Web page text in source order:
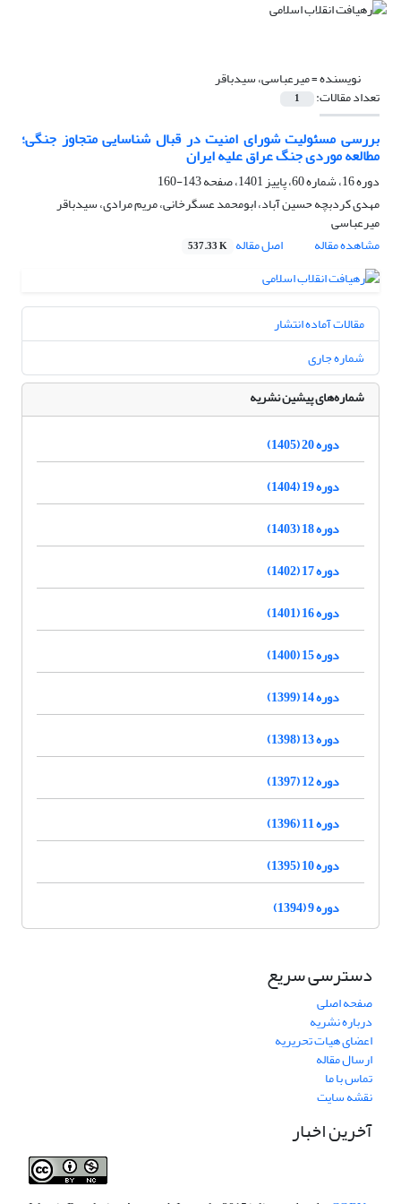
نویسنده =میرعباسی، سیدباقر
تعداد مقالات: 1
بررسی مسئولیت شورای امنیت در قبال شناسایی متجاوز جنگی؛
مطالعه موردی جنگ عراق علیه ایران
دوره 16، شماره 60، پاییز 1401، صفحه
143-160
مهدی کردبچه حسین آباد، ابومحمد عسگرخانی، مریم مرادی، سیدباقر
میرعباسی
مشاهده مقاله
اصل مقاله 537.33 K
مقالات آماده انتشار
شماره جاری
شماره‌های پیشین نشریه
دوره 20 (1405)
دوره 19 (1404)
دوره 18 (1403)
دوره 17 (1402)
دوره 16 (1401)
دوره 15 (1400)
دوره 14 (1399)
دوره 13 (1398)
دوره 12 (1397)
دوره 11 (1396)
دوره 10 (1395)
دوره 9 (1394)
دسترسی سریع
صفحه اصلی
درباره نشریه
اعضای هیات تحریریه
ارسال مقاله
تماس با ما
نقشه سایت
آخرین اخبار